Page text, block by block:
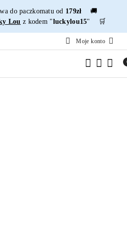
do paczkomatu od 179zł 🚚
Lou z kodem "luckylou15" 🛒
Moje konto